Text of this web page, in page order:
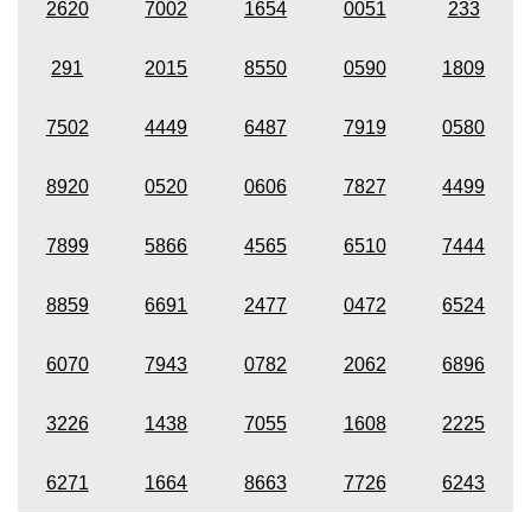
2620 7002 1654 0051 233
291 2015 8550 0590 1809
7502 4449 6487 7919 0580
8920 0520 0606 7827 4499
7899 5866 4565 6510 7444
8859 6691 2477 0472 6524
6070 7943 0782 2062 6896
3226 1438 7055 1608 2225
6271 1664 8663 7726 6243